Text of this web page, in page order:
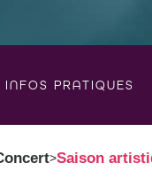
INFOS PRATIQUES
>Saison